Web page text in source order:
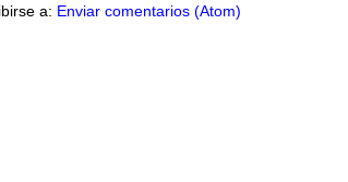
a: Enviar comentarios (Atom)